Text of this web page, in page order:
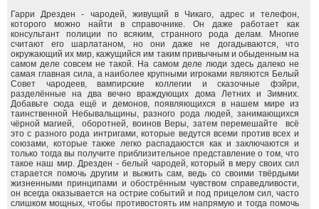
Гарри Дрезден - чародей, живущий в Чикаго, адрес и телефон,
которого можно найти в справочнике. Он даже работает как
консультант полиции по всяким, странного рода делам. Многие
считают его шарлатаном, но они даже не догадываются, что
окружающий их мир, кажущийся им таким привычным и обыденным на
самом деле совсем не такой. На самом деле люди здесь далеко не
самая главная сила, а наиболее крупными игроками являются Белый
Совет чародеев, вампирские коллегии и сказочные фэйри,
разделённые на два вечно враждующих дома Летних и Зимних.
Добавьте сюда ещё и демонов, появляющихся в нашем мире из
таинственной Небывальщины, разного рода людей, занимающихся
чёрной магией, оборотней, воинов Веры, затем перемешайте всё
это с разного рода интригами, которые ведутся всеми против всех и
союзами, которые также легко распадаюстся как и заключаются и
только тогда вы получите приблизительное представление о том, что
такое наш мир. Дрезден - белый чародей, который в меру своих сил
старается помочь другим и выжить сам, ведь со своими твёрдыми
жизненными принципами и обострённым чувством справедливости,
он всегда оказывается на острие событий и под прицелом сил, часто
слишком мощных, чтобы противостоять им напрямую и тогда помочь